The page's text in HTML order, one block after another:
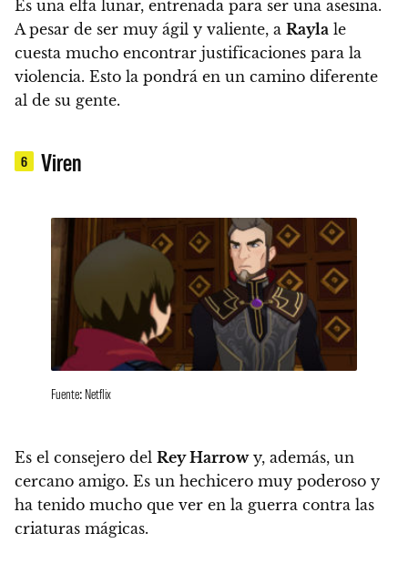
Es una elfa lunar, entrenada para ser una asesina.
A pesar de ser muy ágil y valiente, a Rayla le
cuesta mucho encontrar justificaciones para la
violencia. Esto la pondrá en un camino diferente
al de su gente.
6 Viren
Fuente: Netflix
Es el consejero del Rey Harrowy, además, un
cercano amigo. Es un hechicero muy poderoso y
ha tenido mucho que ver en la guerra contra las
criaturas mágicas.